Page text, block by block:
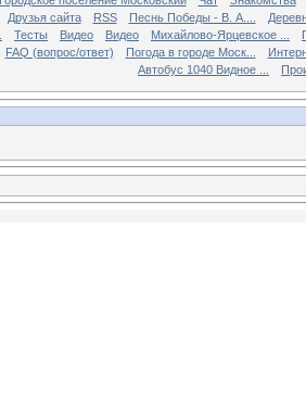
Друзья сайта RSS Песнь Победы - В. А....
Тесты Видео Видео Михайлово-Ярцевское ...
FAQ (вопрос/ответ) Погода в городе Моск...
Автобус 1040 Видное ...